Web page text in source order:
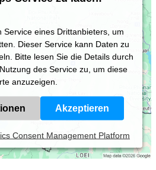
Service eines Drittanbieters, um
Dieser Service kann Daten zu
Bitte lesen Sie die Details durch
des Service zu, um diese
anzuzeigen.
Akzeptieren
Consent Management Platform